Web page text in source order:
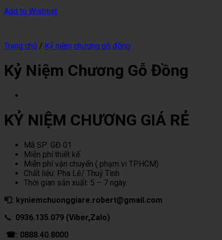
Add to Wishlist
Trang chủ / Kỷ niệm chương gỗ đồng
Kỷ Niệm Chương Gỗ Đồng
KỶ NIỆM CHƯƠNG GIÁ RẺ
Mã SP: GĐ 01
Miễn phí thiết kế.
Miễn phí vận chuyển ( phạm vi TP.HCM)
Chất liệu: Pha Lê/ Thuỷ Tinh
Thời gian sản xuất: 5 – 7 ngày.
📮: kyniemchuonggiare.robert@gmail.com
📞: 0936.135.079 (Viber,Zalo)
☎: 0888.40.8000